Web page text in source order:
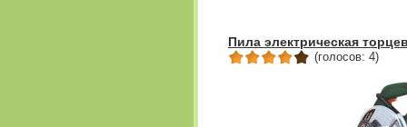
Пила электрическая
(голосов: 4)